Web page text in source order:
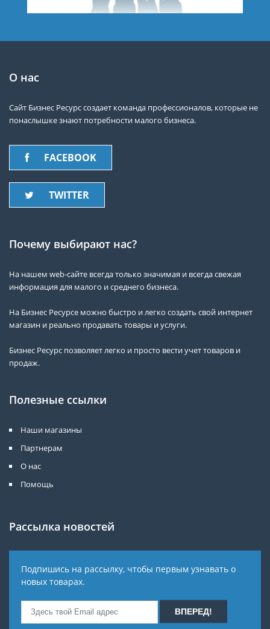
О нас
Сайт Бизнес Ресурс создает команда профессионалов, которые не
понаслышке знают потребности малого бизнеса.
FACEBOOK
TWITTER
Почему выбирают нас?
На нашем web-сайте всегда только значимая и всегда свежая
информация для малого и среднего бизнеса.
На Бизнес Ресурсе можно быстро и легко создать свой интернет
магазин и реально продавать товары и услуги.
Бизнес Ресурс позволяет легко и просто вести учет товаров и
продаж.
Полезные ссылки
Наши магазины
Партнерам
О нас
Помощь
Рассылка новостей
Подпишись на рассылку, чтобы первым узнавать о
новых товарах.